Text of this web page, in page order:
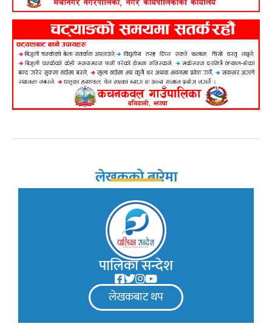
लेखकको बारेमा
पालिका सन्देश
लेखकबाट थप